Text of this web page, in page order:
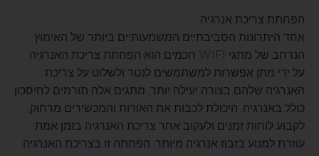
הפחתת צריכת אנרגיה:
אחד היתרונות הסביבתיים המשמעותיים ביותר של האימוץ
הנרחב של מתגי WIFI חכמים הוא הפחתת צריכת האנרגיה.
על ידי מתן אפשרות למשתמשים לנטר ולשלוט על צריכת
האנרגיה שלהם בצורה יעילה יותר, מתגים אלה תורמים לחיסכון
כולל באנרגיה. היכולת לכבות את האורות והמכשירים מרחוק,
לקבוע לוחות זמנים ולעקוב אחר צריכת האנרגיה בזמן אמת
עוזרת למנוע בזבוז אנרגיה מיותר. הפחתה זו בצריכת האנרגיה